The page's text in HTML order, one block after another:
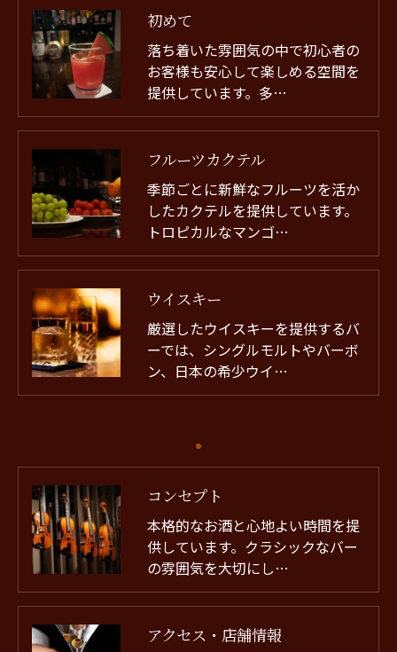
初めて
落ち着いた雰囲気の中で初心者の
お客様も安心して楽しめる空間を
提供しています。多…
フルーツカクテル
季節ごとに新鮮なフルーツを活か
したカクテルを提供しています。
トロピカルなマンゴ…
ウイスキー
厳選したウイスキーを提供するバ
ーでは、シングルモルトやバーボ
ン、日本の希少ウイ…
コンセプト
本格的なお酒と心地よい時間を提
供しています。クラシックなバー
の雰囲気を大切にし…
アクセス・店舗情報